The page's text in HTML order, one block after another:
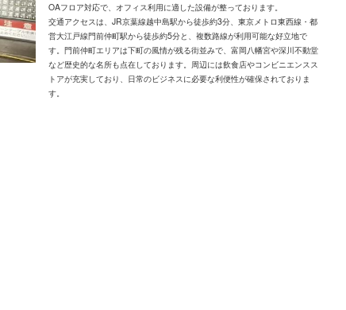
OAフロア対応で、オフィス利用に適した設備が整っております。
交通アクセスは、JR京葉線越中島駅から徒歩約3分、東京メトロ東西線・都
営大江戸線門前仲町駅から徒歩約5分と、複数路線が利用可能な好立地で
す。門前仲町エリアは下町の風情が残る街並みで、富岡八幡宮や深川不動堂
など歴史的な名所も点在しております。周辺には飲食店やコンビニエンスス
トアが充実しており、日常のビジネスに必要な利便性が確保されておりま
す。